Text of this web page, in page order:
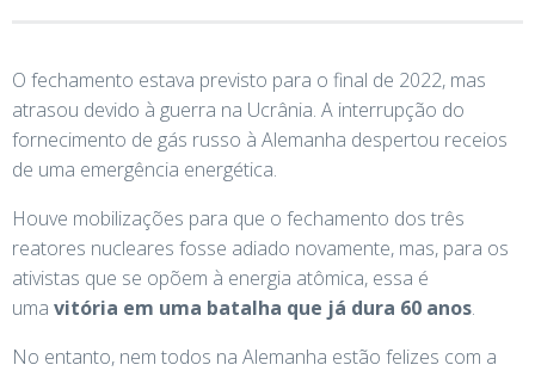
O fechamento estava previsto para o final de 2022, mas
atrasou devido à guerra na Ucrânia. A interrupção do
fornecimento de gás russo à Alemanha despertou receios
de uma emergência energética.
Houve mobilizações para que o fechamento dos três
reatores nucleares fosse adiado novamente, mas, para os
ativistas que se opõem à energia atômica, essa é
uma vitória em uma batalha que já dura 60 anos.
No entanto, nem todos na Alemanha estão felizes com a